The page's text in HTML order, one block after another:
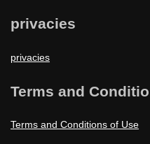
privacies
privacies
Terms and
Terms and Conditions of Use